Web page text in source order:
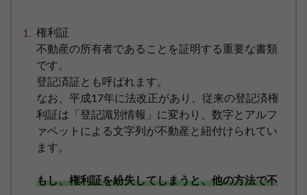
権利証
不動産の所有者であることを証明する重要な書類
です。
登記済証とも呼ばれます。
なお、平成17年に法改正があり、従来の登記済権
利証は「登記識別情報」に変わり、数字とアルフ
ァベットによる文字列が不動産と紐付けられてい
ます。
もし、権利証を紛失してしまうと、他の方法で不